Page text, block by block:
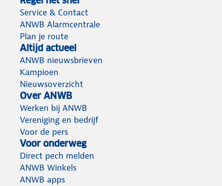
Service & Contact
ANWB Alarmcentrale
Plan je route
Altijd actueel
ANWB nieuwsbrieven
Kampioen
Nieuwsoverzicht
Over ANWB
Werken bij ANWB
Vereniging en bedrijf
Voor de pers
Voor onderweg
Direct pech melden
ANWB Winkels
ANWB apps